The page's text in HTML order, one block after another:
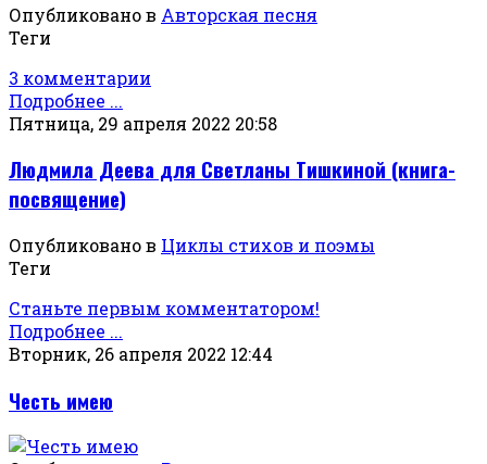
Опубликовано в Авторская песня
Теги
3 комментарии
Подробнее ...
Пятница, 29 апреля 2022 20:58
Людмила Деева для Светланы Тишкиной (книга-
посвящение)
Опубликовано в Циклы стихов и поэмы
Теги
Станьте первым комментатором!
Подробнее ...
Вторник, 26 апреля 2022 12:44
Честь имею